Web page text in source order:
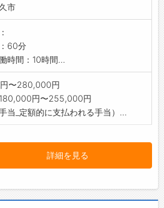
市
60分
時間：10時間...
〜280,000円
円〜255,000円
手当_定額的に支払われる手当）...
詳細を見る